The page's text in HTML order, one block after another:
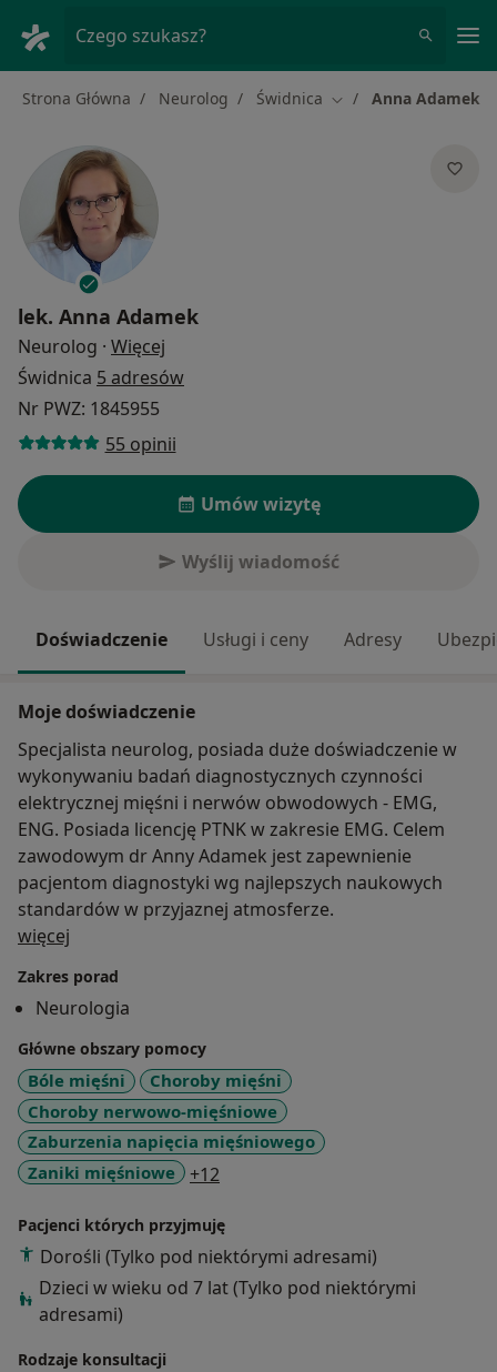
Czego szukasz?
Strona Główna Neurolog Świdnica Zmień miasto
Anna Adamek
lek. Anna Adamek
Neurolog · Więcej
Świdnica 5 adresów
Nr PWZ: 1845955
55 opinii
Umów wizytę
Wyślij wiadomość
Doświadczenie Usługi i ceny Adresy
Moje doświadczenie
Specjalista neurolog, posiada duże doświadczenie w
wykonywaniu badań diagnostycznych czynności
elektrycznej mięśni i nerwów obwodowych - EMG,
ENG. Posiada licencję PTNK w zakresie EMG. Celem
zawodowym dr Anny Adamek jest zapewnienie
pacjentom diagnostyki wg najlepszych naukowych
standardów w przyjaznej atmosferze.
więcej
Zakres porad
Neurologia
Główne obszary pomocy
Bóle mięśni
Choroby mięśni
Choroby nerwowo-mięśniowe
Zaburzenia napięcia mięśniowego
Zaniki mięśniowe
+12
Pacjenci których przyjmuję
Dorośli (Tylko pod niektórymi adresami)
Dzieci w wieku od 7 lat (Tylko pod niektórymi
adresami)
Rodzaje konsultacji